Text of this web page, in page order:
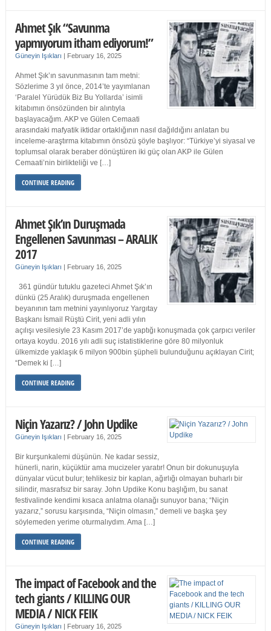
Ahmet Şık “Savunma
yapmıyorum itham ediyorum!”
Güneyin Işıkları | February 16, 2025
Ahmet Şık’ın savunmasının tam metni:
Sözlerime 3 yıl önce, 2014’te yayımlanan
‘Paralel Yürüdük Biz Bu Yollarda’ isimli
kitabımın önsözünden bir alıntıyla
başlayacağım. AKP ve Gülen Cemaati
arasındaki mafyatik iktidar ortaklığının nasıl dağıldığını anlatan bu
inceleme-araştırma kitabımın önsözü şöyle başlıyor: “Türkiye’yi siyasal ve
toplumsal olarak beraber dönüştüren iki güç olan AKP ile Gülen
Cemaati’nin birlikteliği ve […]
CONTINUE READING
Ahmet Şık’ın Duruşmada
Engellenen Savunması – ARALIK
2017
Güneyin Işıkları | February 16, 2025
361 gündür tutuklu gazeteci Ahmet Şık’ın
dünkü (25 Aralık) duruşmada engellenen
beyanının tam metnini yayınlıyoruz Yargıtay
Başkanı İsmail Rüştü Cirit, yeni adli yılın
açılışı vesilesiyle 23 Kasım 2017’de yaptığı konuşmada çok çarpıcı veriler
ortaya koydu. 2016 yılı adli suç istatistiklerine göre 80 milyonluk
ülkemizde yaklaşık 6 milyon 900bin şüpheli bulunduğunu açıklayan Cirit;
“Demek ki […]
CONTINUE READING
Niçin Yazarız? / John Updike
Güneyin Işıkları | February 16, 2025
Bir kurşunkalemi düşünün. Ne kadar sessiz,
hünerli, narin, küçüktür ama mucizeler yaratır! Onun bir dokunuşuyla
dünyalar vücut bulur; tehlikesiz bir kaplan, ağırlığı olmayan buharlı bir
silindir, masrafsız bir saray. John Updike Konu başlığım, bu sanat
festivalinde kendimi kısaca anlatma olanağı sunuyor bana; “Niçin
yazarız,” sorusu karşısında, “Niçin olmasın,” demeli ve başka şey
söylemeden yerime oturmalıydım. Ama […]
CONTINUE READING
The impact of Facebook and the
tech giants / KILLING OUR
MEDIA / NICK FEIK
Güneyin Işıkları | February 16, 2025